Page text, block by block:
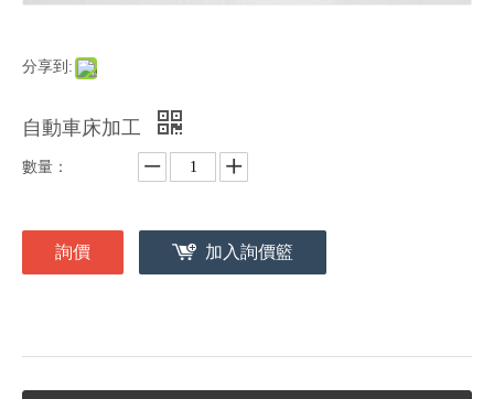
分享到:
自動車床加工
數量：
詢價 加入詢價籃